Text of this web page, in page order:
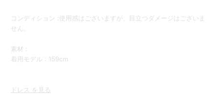
コンディション :使用感はございますが、目立つダメージはございま
せん。
素材 :
着用モデル : 159cm
ドレス を見る